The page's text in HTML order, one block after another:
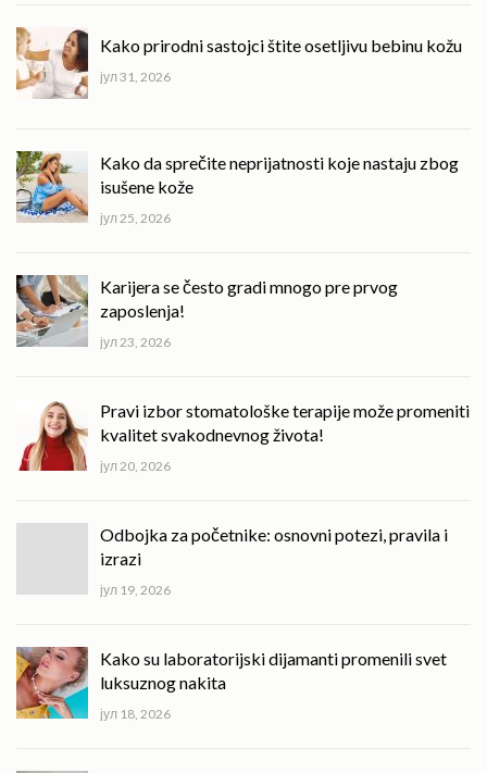
Kako prirodni sastojci štite osetljivu bebinu kožu
јул 31, 2026
Kako da sprečite neprijatnosti koje nastaju zbog
isušene kože
јул 25, 2026
Karijera se često gradi mnogo pre prvog
zaposlenja!
јул 23, 2026
Pravi izbor stomatološke terapije može promeniti
kvalitet svakodnevnog života!
јул 20, 2026
Odbojka za početnike: osnovni potezi, pravila i
izrazi
јул 19, 2026
Kako su laboratorijski dijamanti promenili svet
luksuznog nakita
јул 18, 2026